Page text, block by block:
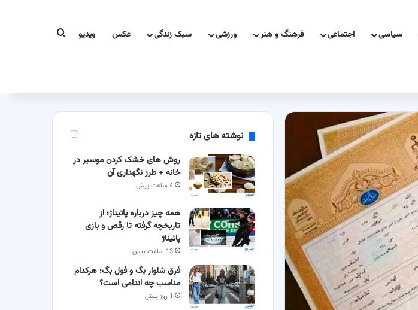
سیاسی اجتماعی فرهنگ و هنر ورزشی سبک زندگی عکس ویدیو جستجو برای
نوشته های تازه
روش های خشک کردن موسیر در
خانه + طرز نگهداری آن
4 ساعت پیش
همه چیز درباره پاتیناژ؛ از
تاریخچه گرفته تا رقص و بازی
پاتیناژ
13 ساعت پیش
فرق شلوار بگ و فول بگ؛ هرکدام
مناسب چه اندامی است؟
1 روز پیش